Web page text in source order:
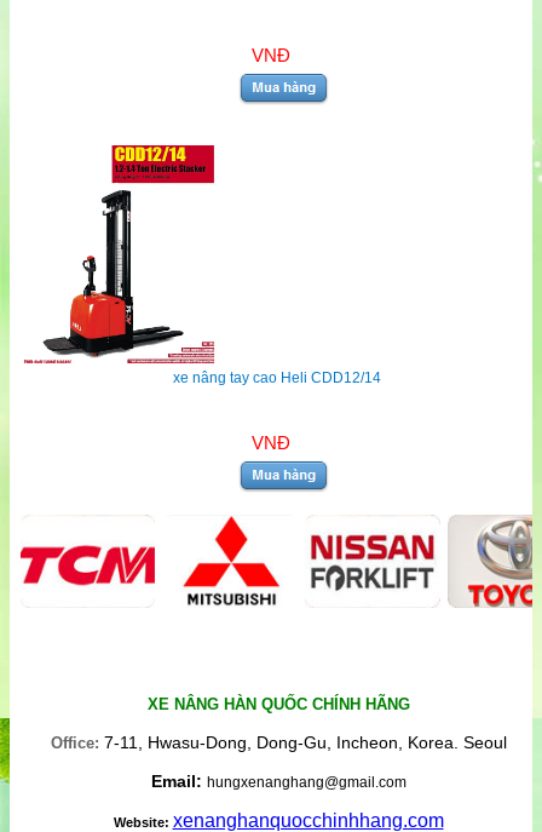
VNĐ
xe nâng tay cao Heli CDD12/14
VNĐ
XE NÂNG HÀN QUỐC CHÍNH HÃNG
Office: 7-11, Hwasu-Dong, Dong-Gu, Incheon, Korea. Seoul
Email: hungxenanghang@gmail.com
Website: xenanghanquocchinhhang.com